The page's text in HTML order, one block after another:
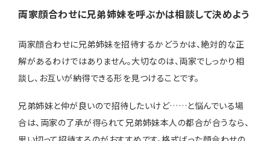
両家顔合わせに兄弟姉妹を呼ぶかは相談して決めよう
両家顔合わせに兄弟姉妹を招待するかどうかは、絶対的な正
解があるわけではありません。大切なのは、両家でしっかり相
談し、お互いが納得できる形を見つけることです。
兄弟姉妹と仲が良いので招待したいけど……と悩んでいる場
合は、両家の了承が得られて兄弟姉妹本人の都合が合うなら、